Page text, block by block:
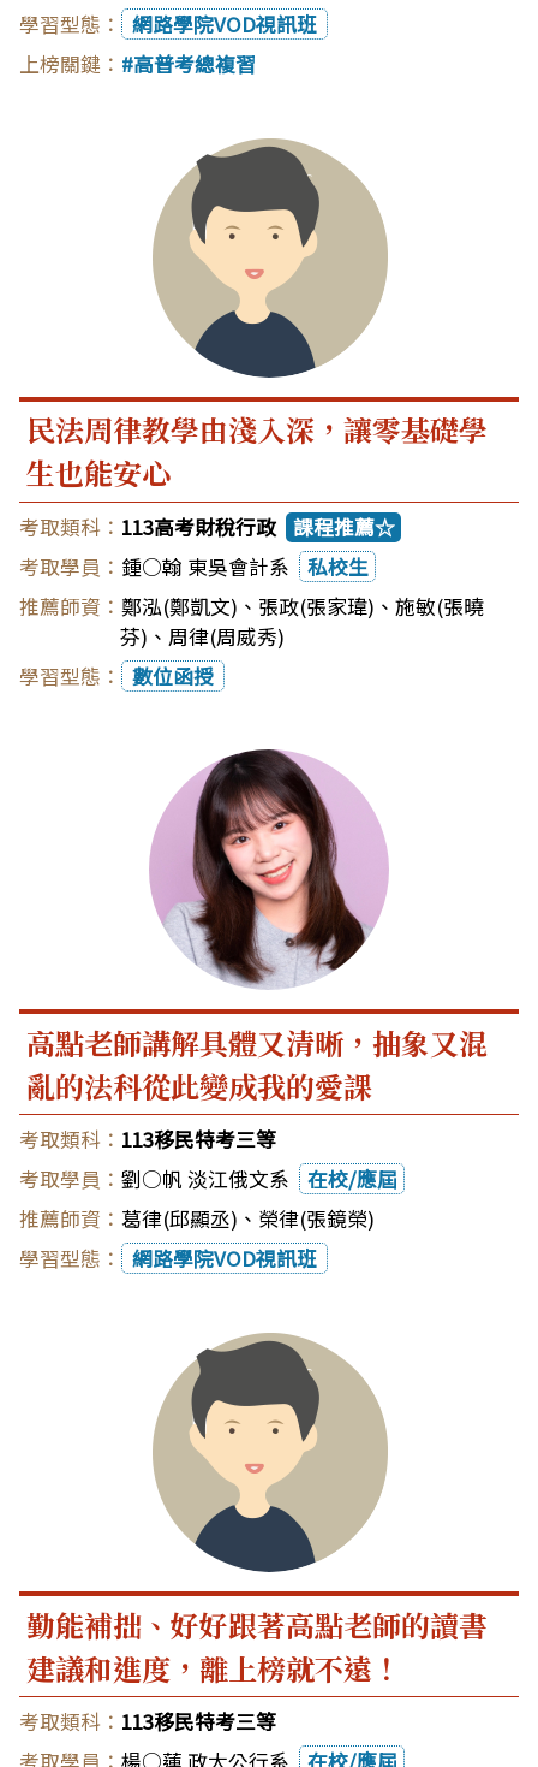
網路學院VOD視訊班
高普考總複習
民法周律教學由淺入深，讓零基礎學
生也能安心
113高考財稅行政 課程推薦☆
鍾○翰 東吳會計系
私校生
鄭泓(鄭凱文) 、 張政(張家瑋) 、 施敏(張曉
芬) 、 周律(周威秀)
數位函授
高點老師講解具體又清晰，抽象又混
亂的法科從此變成我的愛課
113移民特考三等
劉○帆 淡江俄文系
在校/應屆
葛律(邱顯丞) 、 榮律(張鏡榮)
網路學院VOD視訊班
勤能補拙、好好跟著高點老師的讀書
建議和進度，離上榜就不遠！
113移民特考三等